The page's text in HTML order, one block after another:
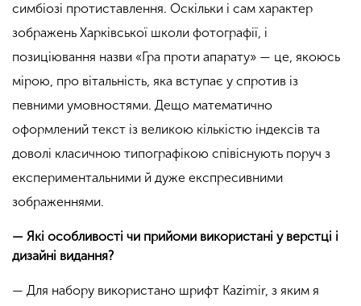
симбіозі протиставлення. Оскільки і сам характер
зображень Харківської школи фотографії, і
позиціювання назви «Гра проти апарату» — це, якоюсь
мірою, про вітальність, яка вступає у спротив із
певними умовностями. Дещо математично
оформлений текст із великою кількістю індексів та
доволі класичною типографікою співіснують поруч з
експериментальними й дуже експресивними
зображеннями.
— Які особливості чи прийоми використані у верстці і
дизайні видання?
— Для набору використано шрифт Kazimir, з яким я